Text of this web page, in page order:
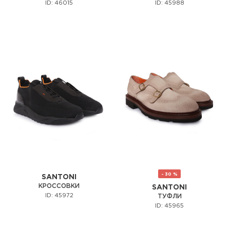
ID: 46015 ID: 45988
SANTONI
КРОССОВКИ
ID: 45972
- 30 %
SANTONI
ТУФЛИ
ID: 45965